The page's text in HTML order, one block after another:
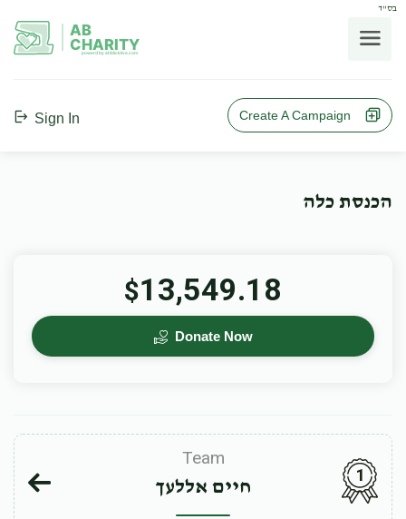
בס"ד
AB
CHARITY
powerd by ahblicklive.com
Sign In Create A Campaign
הכנסת כלה
$13,549.18
Donate Now
Team
חיים אללעך
1